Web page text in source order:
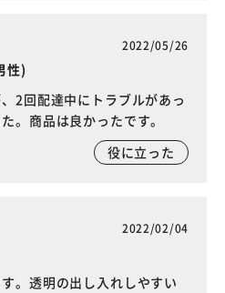
2022/05/26
性)
2回配達中にトラブルがあっ
。商品は良かったです。
役に立った
2022/02/04
。透明の出し入れしやすい